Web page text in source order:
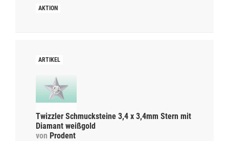
Twizzler Schmucksteine 3,4 x 3,4mm Stern mit
Diamant weißgold
von Prodent